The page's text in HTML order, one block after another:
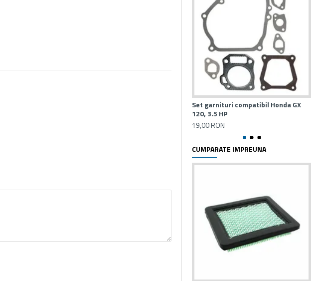
Set garnituri compatibil Honda GX
120, 3.5 HP
19,00 RON
CUMPARATE IMPREUNA